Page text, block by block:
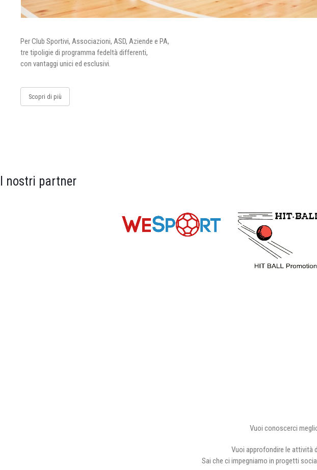
Per Club Sportivi, Associazioni, ASD, Aziende e PA,
tre tipoligie di programma fedeltà differenti,
con vantaggi unici ed esclusivi.
Scopri di più
I nostri partner
Vuoi conoscerci
Vuoi approfondire le attività
Sai che ci impegniamo in progetti